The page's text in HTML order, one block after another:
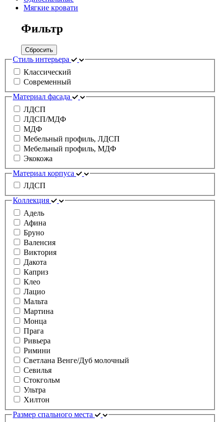
Мягкие кровати
Фильтр
Сбросить
Стиль интерьера
Классический
Современный
Материал фасада
ЛДСП
ЛДСП/МДФ
МДФ
Мебельный профиль, ЛДСП
Мебельный профиль, МДФ
Экокожа
Материал корпуса
ЛДСП
Коллекция
Адель
Афина
Бруно
Валенсия
Виктория
Дакота
Каприз
Клео
Лацио
Мальта
Мартина
Монца
Прага
Ривьера
Римини
Светлана Венге/Дуб молочный
Севилья
Стокгольм
Ультра
Хилтон
Размер спального места